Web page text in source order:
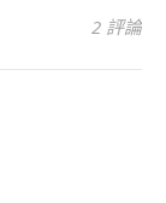
2 評論